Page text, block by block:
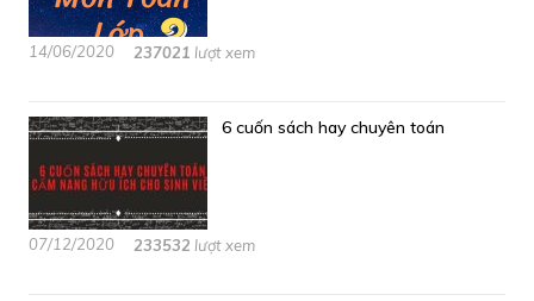
14/06/2020 237021 lượt xem
6 cuốn sách hay chuyên toán
07/12/2020 233532 lượt xem